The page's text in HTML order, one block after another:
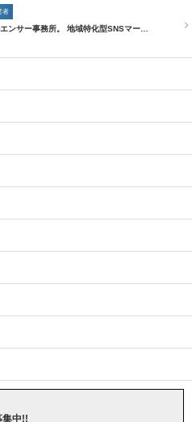
者
ンサー事務所。 地域特化型SNSマー…
集中!!